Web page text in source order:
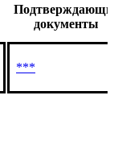
документы
***